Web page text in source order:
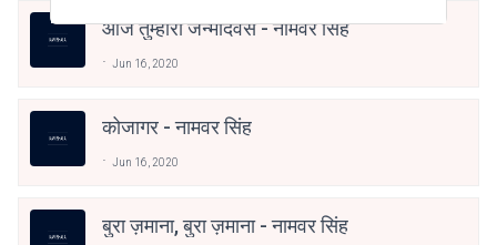
आज तुम्हारा जन्मदिवस - नामवर सिंह
Jun 16, 2020
कोजागर - नामवर सिंह
Jun 16, 2020
बुरा ज़माना, बुरा ज़माना - नामवर सिंह